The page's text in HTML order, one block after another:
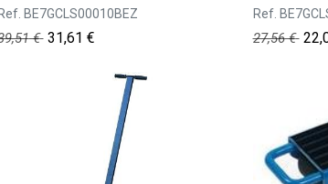
BE7GCLS00010BEZ
€ 31,61 €
Ref.
27,56€